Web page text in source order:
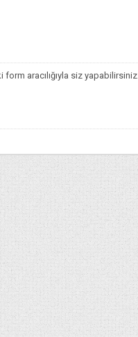
aracılığıyla siz yapabilirsiniz.